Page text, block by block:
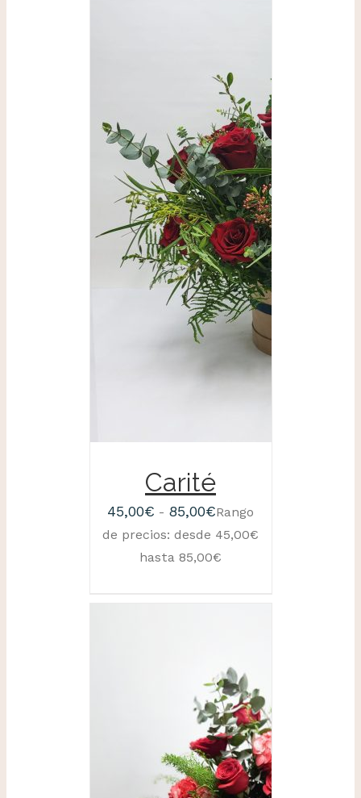
SELECCIONAR
OPCIONES
/
DETALLES
Carité
45,00€ - 85,00€Rango
de precios: desde 45,00€
hasta 85,00€